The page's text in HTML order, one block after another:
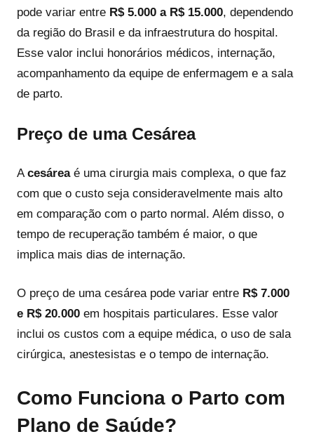
pode variar entre R$ 5.000 a R$ 15.000, dependendo
da região do Brasil e da infraestrutura do hospital.
Esse valor inclui honorários médicos, internação,
acompanhamento da equipe de enfermagem e a sala
de parto.
Preço de uma Cesárea
Acesáreaé uma cirurgia mais complexa, o que faz
com que o custo seja consideravelmente mais alto
em comparação com o parto normal. Além disso, o
tempo de recuperação também é maior, o que
implica mais dias de internação.
O preço de uma cesárea pode variar entre R$ 7.000
e R$ 20.000 em hospitais particulares. Esse valor
inclui os custos com a equipe médica, o uso de sala
cirúrgica, anestesistas e o tempo de internação.
Como Funciona o Parto com
Plano de Saúde?